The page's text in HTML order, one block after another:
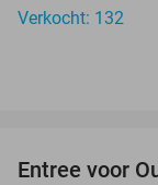
Verkocht: 132
Entree voor